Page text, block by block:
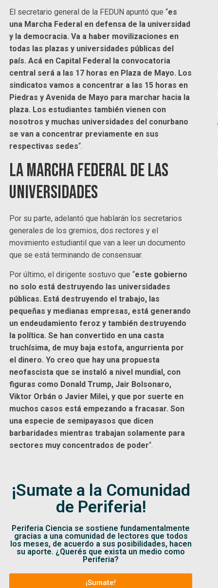
El secretario general de la FEDUN apuntó que “es
una Marcha Federal en defensa de la universidad
y la democracia. Va a haber movilizaciones en
todas las plazas y universidades públicas del
país. Acá en Capital Federal la convocatoria
central será a las 17 horas en Plaza de Mayo. Los
sindicatos vamos a concentrar a las 15 horas en
Piedras y Avenida de Mayo para marchar hacia la
plaza. Los estudiantes también vienen con
nosotros y muchas universidades del conurbano
se van a concentrar previamente en sus
respectivas sedes“.
La Marcha Federal de las
Universidades
Por su parte, adelantó que hablarán los secretarios
generales de los gremios, dos rectores y el
movimiento estudiantil que van a leer un documento
que se está terminando de consensuar.
Por último, el dirigente sostuvo que “este gobierno
no solo está destruyendo las universidades
públicas. Está destruyendo el trabajo, las
pequeñas y medianas empresas, está generando
un endeudamiento feroz y también destruyendo
la política. Se han convertido en una casta
truchísima, de muy baja estofa, angurrienta por
el dinero. Yo creo que hay una propuesta
neofascista que se instaló a nivel mundial, con
figuras como Donald Trump, Jair Bolsonaro,
Viktor Orbán o Javier Milei, y que por suerte en
muchos casos está empezando a fracasar. Son
una especie de semipayasos que dicen
barbaridades mientras trabajan solamente para
sectores muy concentrados de poder“.
¡Sumate a la Comunidad
de Periferia!
Periferia Ciencia se sostiene fundamentalmente
gracias a una comunidad de lectores que todos
los meses, de acuerdo a sus posibilidades, hacen
su aporte. ¿Querés que exista un medio como
Periferia?
¡Sumate!